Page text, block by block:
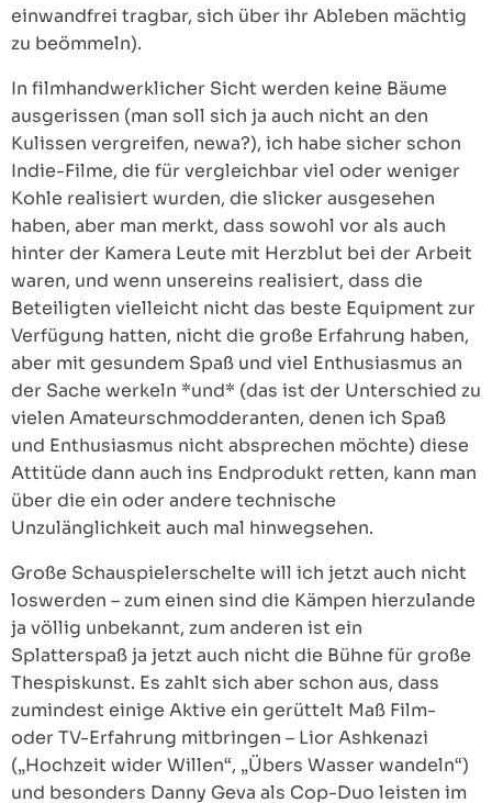
einwandfrei tragbar, sich über ihr Ableben mächtig
zu beömmeln).
In filmhandwerklicher Sicht werden keine Bäume
ausgerissen (man soll sich ja auch nicht an den
Kulissen vergreifen, newa?), ich habe sicher schon
Indie-Filme, die für vergleichbar viel oder weniger
Kohle realisiert wurden, die slicker ausgesehen
haben, aber man merkt, dass sowohl vor als auch
hinter der Kamera Leute mit Herzblut bei der Arbeit
waren, und wenn unsereins realisiert, dass die
Beteiligten vielleicht nicht das beste Equipment zur
Verfügung hatten, nicht die große Erfahrung haben,
aber mit gesundem Spaß und viel Enthusiasmus an
der Sache werkeln *und* (das ist der Unterschied zu
vielen Amateurschmodderanten, denen ich Spaß
und Enthusiasmus nicht absprechen möchte) diese
Attitüde dann auch ins Endprodukt retten, kann man
über die ein oder andere technische
Unzulänglichkeit auch mal hinwegsehen.
Große Schauspielerschelte will ich jetzt auch nicht
loswerden – zum einen sind die Kämpen hierzulande
ja völlig unbekannt, zum anderen ist ein
Splatterspaß ja jetzt auch nicht die Bühne für große
Thespiskunst. Es zahlt sich aber schon aus, dass
zumindest einige Aktive ein gerüttelt Maß Film-
oder TV-Erfahrung mitbringen – Lior Ashkenazi
(„Hochzeit wider Willen“, „Übers Wasser wandeln“)
und besonders Danny Geva als Cop-Duo leisten im